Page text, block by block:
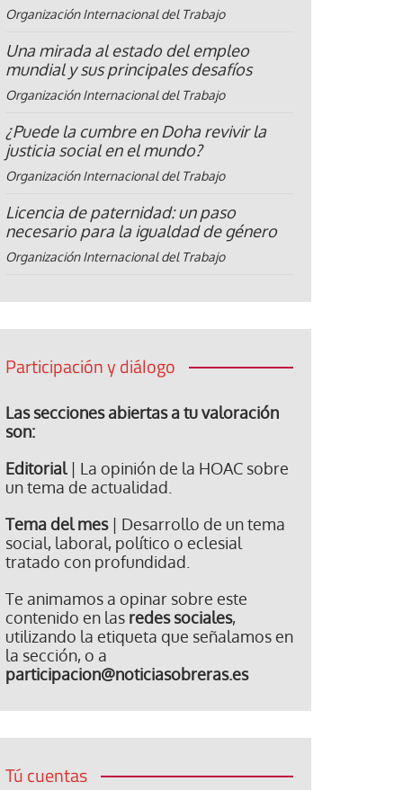
Organización Internacional del Trabajo
Una mirada al estado del empleo
mundial y sus principales desafíos
Organización Internacional del Trabajo
¿Puede la cumbre en Doha revivir la
justicia social en el mundo?
Organización Internacional del Trabajo
Licencia de paternidad: un paso
necesario para la igualdad de género
Organización Internacional del Trabajo
Participación y diálogo
Las secciones abiertas a tu valoración
son:
Editorial| La opinión de la HOAC sobre
un tema de actualidad.
Tema del mes| Desarrollo de un tema
social, laboral, político o eclesial
tratado con profundidad.
Te animamos a opinar sobre este
contenido en las redes sociales,
utilizando la etiqueta que señalamos en
la sección, o a
participacion@noticiasobreras.es
Tú cuentas